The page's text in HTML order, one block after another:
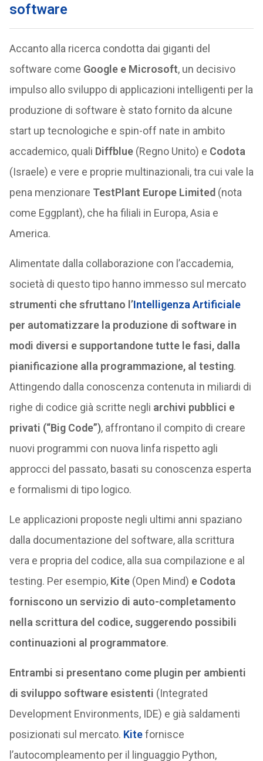
software
Accanto alla ricerca condotta dai giganti del
software come Google e Microsoft, un decisivo
impulso allo sviluppo di applicazioni intelligenti per la
produzione di software è stato fornito da alcune
start up tecnologiche e spin-off nate in ambito
accademico, quali Diffblue(Regno Unito) e Codota
(Israele) e vere e proprie multinazionali, tra cui vale la
pena menzionare TestPlant Europe Limited (nota
come Eggplant), che ha filiali in Europa, Asia e
America.
Alimentate dalla collaborazione con l’accademia,
società di questo tipo hanno immesso sul mercato
strumenti che sfruttano l’Intelligenza Artificiale
per automatizzare la produzione di software in
modi diversi e supportandone tutte le fasi, dalla
pianificazione alla programmazione, al testing.
Attingendo dalla conoscenza contenuta in miliardi di
righe di codice già scritte negli archivi pubblici e
privati (“Big Code”), affrontano il compito di creare
nuovi programmi con nuova linfa rispetto agli
approcci del passato, basati su conoscenza esperta
e formalismi di tipo logico.
Le applicazioni proposte negli ultimi anni spaziano
dalla documentazione del software, alla scrittura
vera e propria del codice, alla sua compilazione e al
testing. Per esempio, Kite(Open Mind) e Codota
forniscono un servizio di auto-completamento
nella scrittura del codice, suggerendo possibili
continuazioni al programmatore.
Entrambi si presentano come plugin per ambienti
di sviluppo software esistenti (Integrated
Development Environments, IDE) e già saldamenti
posizionati sul mercato. Kitefornisce
l’autocompleamento per il linguaggio Python,